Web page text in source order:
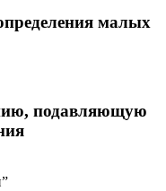
малых
подавляющую